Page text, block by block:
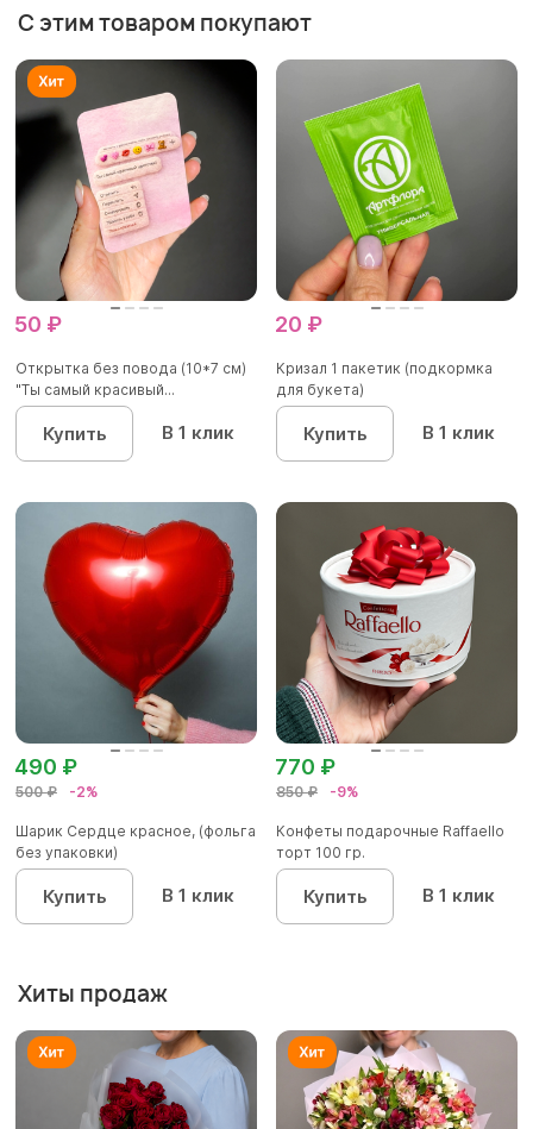
С этим товаром покупают
50 ₽
Открытка без повода (10*7 см)
"Ты самый красивый...
Купить В 1 клик
20 ₽
Кризал 1 пакетик (подкормка
для букета)
Купить В 1 клик
500 ₽ -2%
490 ₽
Шарик Сердце красное, (фольга
без упаковки)
Купить В 1 клик
850 ₽ -9%
770 ₽
Конфеты подарочные Raffaello
торт 100 гр.
Купить В 1 клик
Хиты продаж